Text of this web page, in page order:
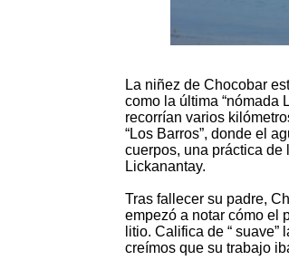
La niñez de Chocobar
como la última “nómada
recorrían varios
“Los Barros”, donde el
cuerpos, una práctica
Lickanantay.
Tras fallecer su padre,
empezó a notar cómo el
litio. Califica de “
creímos que su trabajo